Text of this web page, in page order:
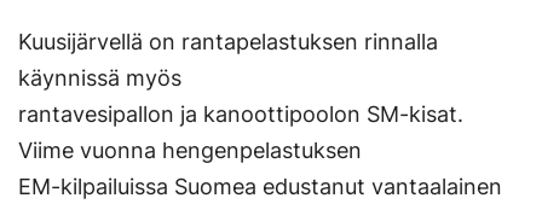
Kuusijärvellä on rantapelastuksen rinnalla
käynnissä myös
rantavesipallon ja kanoottipoolon SM-kisat.
Viime vuonna hengenpelastuksen
EM-kilpailuissa Suomea edustanut vantaalainen